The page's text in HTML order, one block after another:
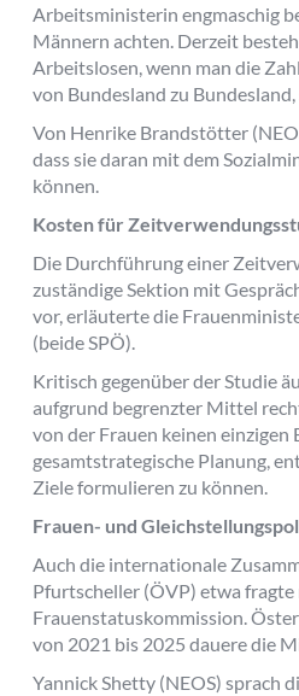
Arbeitsministerin engmaschig
Männern achten. Derzeit
Arbeitslosen, wenn man die
von Bundesland zu Bundesland,
Von Henrike Brandstötter
dass sie daran mit dem
können.
Kosten für
Die Durchführung einer
zuständige Sektion mit
vor, erläuterte die
(beide SPÖ).
Kritisch gegenüber der Studie
aufgrund begrenzter Mittel
von der Frauen keinen einzigen
gesamtstrategische Planung,
Ziele formulieren zu können.
Frauen- und
Auch die internationale
Pfurtscheller (ÖVP) etwa
Frauenstatuskommission.
von 2021 bis 2025 dauere die
Yannick Shetty (NEOS) sprach